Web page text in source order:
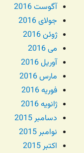
آگوست 2016
جولای 2016
ژوئن 2016
می 2016
آوریل 2016
مارس 2016
فوریه 2016
ژانویه 2016
دسامبر 2015
نوامبر 2015
اکتبر 2015